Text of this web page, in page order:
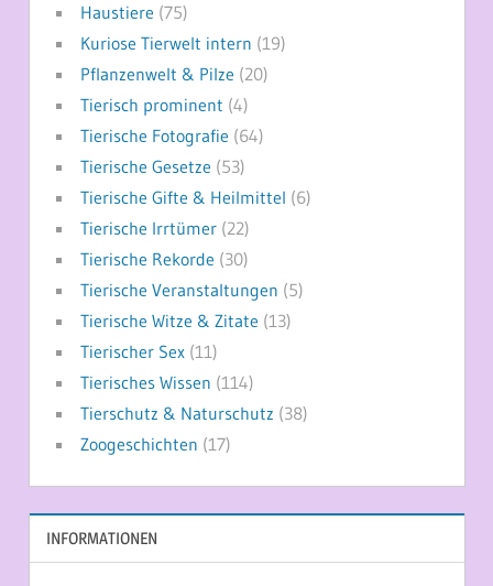
Haustiere (75)
Kuriose Tierwelt intern (19)
Pflanzenwelt & Pilze (20)
Tierisch prominent (4)
Tierische Fotografie (64)
Tierische Gesetze (53)
Tierische Gifte & Heilmittel (6)
Tierische Irrtümer(22)
Tierische Rekorde (30)
Tierische Veranstaltungen (5)
Tierische Witze & Zitate (13)
Tierischer Sex(11)
Tierisches Wissen (114)
Tierschutz & Naturschutz (38)
Zoogeschichten (17)
INFORMATIONEN